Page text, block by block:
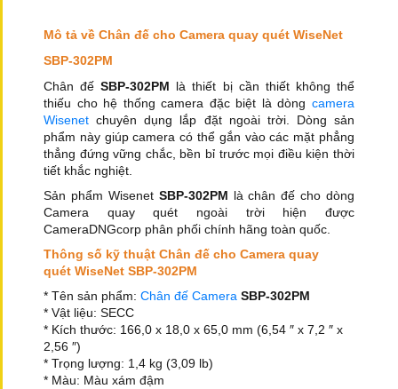
Mô tả về Chân đế cho Camera quay quét WiseNet
SBP-302PM
Chân đếSBP-302PM là thiết bị cần thiết không thể
thiếu cho hệ thống camera đặc biệt là dòng camera
Wisenet chuyên dụng lắp đặt ngoài trời. Dòng sản
phẩm này giúp camera có thể gắn vào các mặt phẳng
thẳng đứng vững chắc, bền bỉ trước mọi điều kiện thời
tiết khắc nghiệt.
Sản phẩm Wisenet SBP-302PM là chân đế cho dòng
Camera quay quét ngoài trời hiện được
CameraDNGcorp phân phối chính hãng toàn quốc.
Thông số kỹ thuật Chân đế cho Camera quay
quét WiseNet SBP-302PM
* Tên sản phẩm: Chân đế Camera SBP-302PM
* Vật liệu: SECC
* Kích thước: 166,0 x 18,0 x 65,0 mm (6,54 ″ x 7,2 ″ x
2,56 ″)
* Trọng lượng: 1,4 kg (3,09 lb)
* Màu: Màu xám đậm